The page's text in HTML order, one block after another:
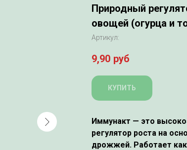
Природный
овощей (огурца и
Артикул:
9,90 руб
КУПИТЬ
Иммунакт — это
регулятор роста на
дрожжей. Работает